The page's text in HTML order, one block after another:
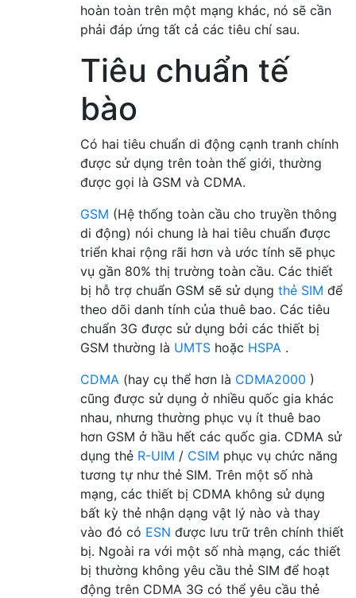
hoàn toàn trên một mạng khác, nó sẽ cần
phải đáp ứng tất cả các tiêu chí sau.
Tiêu chuẩn tế
bào
Có hai tiêu chuẩn di động cạnh tranh chính
được sử dụng trên toàn thế giới, thường
được gọi là GSM và CDMA.
GSM (Hệ thống toàn cầu cho truyền thông
di động) nói chung là hai tiêu chuẩn được
triển khai rộng rãi hơn và ước tính sẽ phục
vụ gần 80% thị trường toàn cầu. Các thiết
bị hỗ trợ chuẩn GSM sẽ sử dụng thẻ SIM để
theo dõi danh tính của thuê bao. Các tiêu
chuẩn 3G được sử dụng bởi các thiết bị
GSM thường là UMTS hoặc HSPA .
CDMA (hay cụ thể hơn là CDMA2000 )
cũng được sử dụng ở nhiều quốc gia khác
nhau, nhưng thường phục vụ ít thuê bao
hơn GSM ở hầu hết các quốc gia. CDMA sử
dụng thẻ R-UIM / CSIM phục vụ chức năng
tương tự như thẻ SIM. Trên một số nhà
mạng, các thiết bị CDMA không sử dụng
bất kỳ thẻ nhận dạng vật lý nào và thay
vào đó có ESN được lưu trữ trên chính thiết
bị. Ngoài ra với một số nhà mạng, các thiết
bị thường không yêu cầu thẻ SIM để hoạt
động trên CDMA 3G có thể yêu cầu thẻ